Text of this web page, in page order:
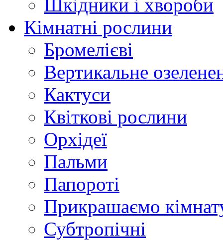
Шкідники і хвороби
Кімнатні рослини
Бромелієві
Вертикальне
Кактуси
Квіткові рослини
Орхідеї
Пальми
Папороті
Прикрашаємо
Субтропічні